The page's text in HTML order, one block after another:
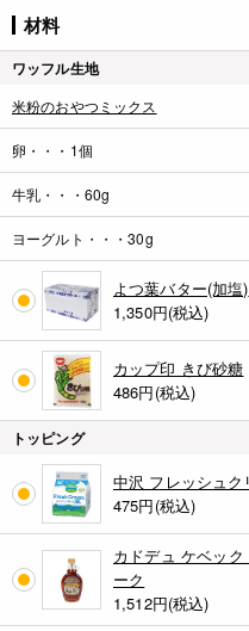
材料
ワッフル生地
米粉のおやつミックス
卵・・・1個
牛乳・・・60g
ヨーグルト・・・30g
よつ葉バター(加塩)
1,350円(税込)
カップ印 きび砂糖
486円(税込)
トッピング
中沢 フレッシュク
475円(税込)
カドデュ ケベッ
ーク
1,512円(税込)